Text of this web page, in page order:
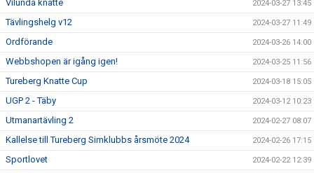
Vilunda knatte 2024-03-27 13:45
Tävlingshelg v12 2024-03-27 11:49
Ordförande 2024-03-26 14:00
Webbshopen är igång igen! 2024-03-25 11:56
Tureberg Knatte Cup 2024-03-18 15:05
UGP 2 - Täby 2024-03-12 10:23
Utmanartävling 2 2024-02-27 08:07
Kallelse till Tureberg Simklubbs årsmöte 2024 2024-02-26 17:15
Sportlovet 2024-02-22 12:39